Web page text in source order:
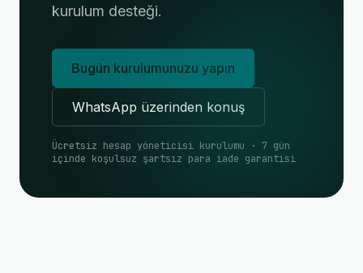
kurulum desteği.
Bugün kurulumunuzu yapın
WhatsApp üzerinden konuş
Ücretsiz hesap yöneticisi kurulumu · 7 gün
içinde koşulsuz şartsız para iade garantisi